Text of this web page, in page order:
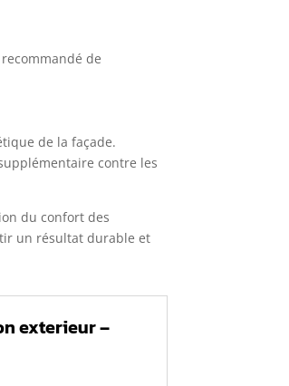
de
de la façade.
contre les
du confort des
un résultat durable et
exterieur –